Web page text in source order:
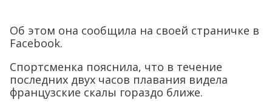
Об этом она сообщила на своей страничке в
Facebook.
Спортсменка пояснила, что в течение
последних двух часов плавания видела
французские скалы гораздо ближе.